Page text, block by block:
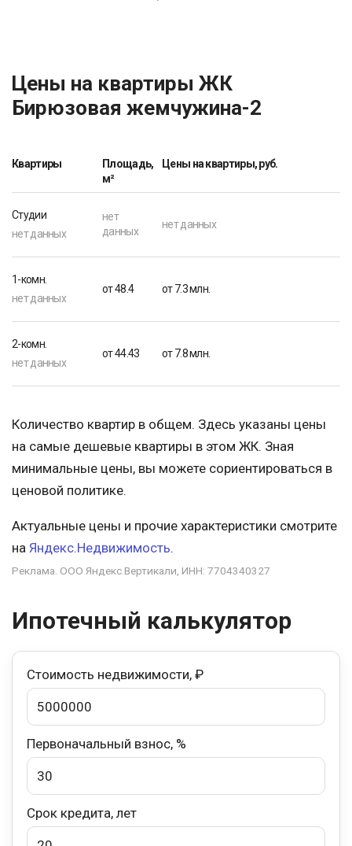
Цены на квартиры ЖК
Бирюзовая жемчужина-2
Квартиры
Площадь,
м²
Цены на квартиры, руб.
Студии
нет данных
нет
данных
нет данных
1-комн.
нет данных
от 48.4 от 7.3 млн.
2-комн.
нет данных
от 44.43 от 7.8 млн.
Количество квартир в общем. Здесь указаны цены
на самые дешевые квартиры в этом ЖК. Зная
минимальные цены, вы можете сориентироваться в
ценовой политике.
Актуальные цены и прочие характеристики смотрите
на Яндекс.Недвижимость.
Реклама. ООО Яндекс.Вертикали, ИНН: 7704340327
Ипотечный калькулятор
Стоимость недвижимости, ₽
Первоначальный взнос, %
Срок кредита, лет